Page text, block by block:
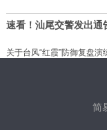
速看！汕尾交警发出通
关于台风“红霞”防御复盘演
海丰抢抓晴好窗口期
连日来，我县高度重视农
简